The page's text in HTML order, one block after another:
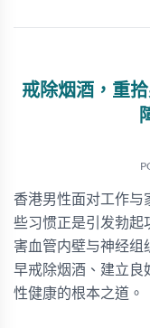
戒除烟酒，重
香港男性面对工作与
些习惯正是引发勃起
害血管内壁与神经组
早戒除烟酒、建立良
性健康的根本之道。